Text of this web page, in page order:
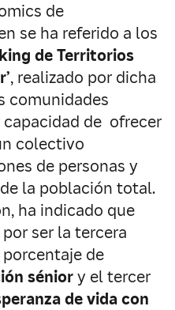
de
se ha referido a los
de Territorios
, realizado por dicha
comunidades
de ofrecer
colectivo
de personas y
la población total.
ha indicado que
ser la tercera
de
séniory el tercer
de vidacon